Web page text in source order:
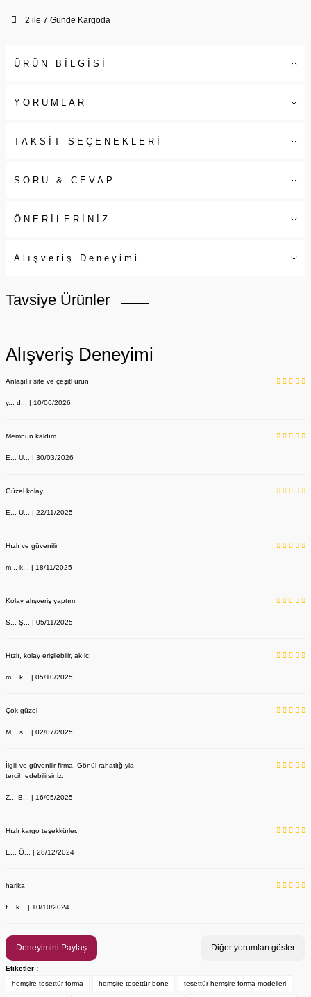
2 ile 7 Günde Kargoda
ÜRÜN BİLGİSİ
YORUMLAR
TAKSİT SEÇENEKLERİ
SORU & CEVAP
ÖNERİLERİNİZ
Alışveriş Deneyimi
Tavsiye Ürünler
YENİ ÜRÜN
Labor Medikal Tekstil
199,00 TL
Alışveriş Deneyimi
Anlaşılır site ve çeşitl ürün
y... d... | 10/06/2026
Memnun kaldım
E... U... | 30/03/2026
Güzel kolay
E... Ü... | 22/11/2025
Hızlı ve güvenilir
m... k... | 18/11/2025
Kolay alışveriş yaptım
S... Ş... | 05/11/2025
Hızlı, kolay erişilebilir, akılcı
m... k... | 05/10/2025
Çok güzel
M... s... | 02/07/2025
İlgili ve güvenilir firma. Gönül rahatlığıyla
tercih edebilirsiniz.
Z... B... | 16/05/2025
Hızlı kargo teşekkürler.
E... Ö... | 28/12/2024
harika
f... k... | 10/10/2024
Deneyimini Paylaş Diğer yorumları göster
Etiketler :
hemşire tesettür forma
hemşire tesettür bone tesettür hemşire forma modelleri